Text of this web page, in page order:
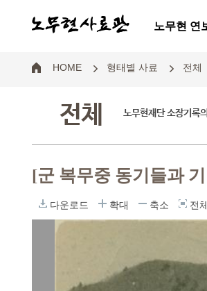
노무현 연
HOME 형태별 사료 전체
전체 노무현재단 소장기록
[군 복무중 동기들과
다운로드 확대 축소 전